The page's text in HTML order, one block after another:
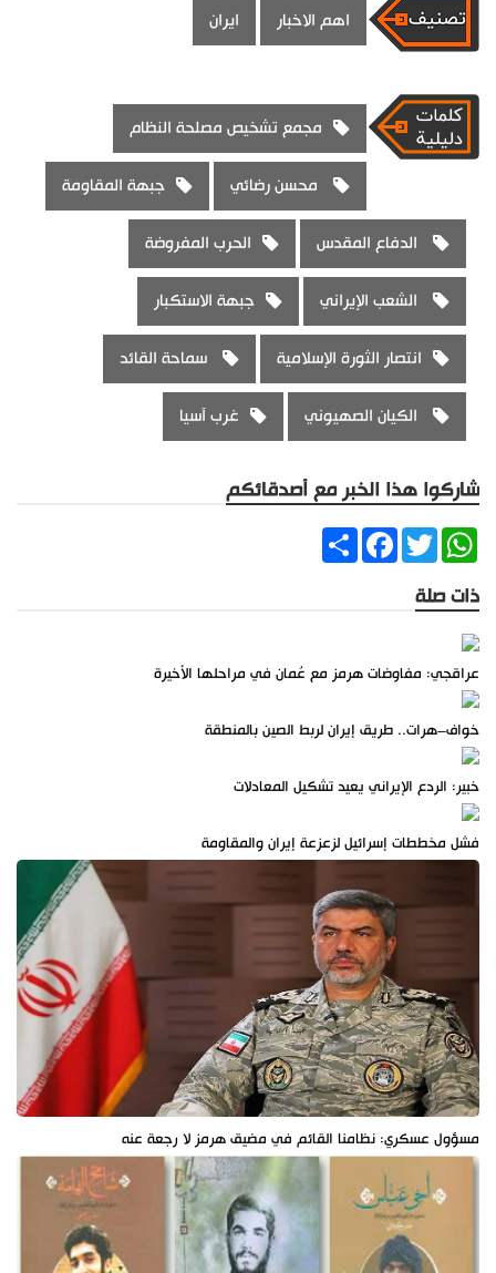
اهم الاخبار ايران
مجمع تشخيص مصلحة النظام
محسن رضائي جبهة المقاومة
الدفاع المقدس الحرب المفروضة
الشعب الإيراني جبهة الاستكبار
انتصار الثورة الإسلامية سماحة القائد
الكيان الصهيوني غرب آسيا
شاركوا هذا الخبر مع أصدقائكم
ShareFacebookTwitter
WhatsApp
ذات صلة
عراقجي: مفاوضات هرمز مع عُمان في مراحلها الأخيرة
خواف–هرات.. طريق إيران لربط الصين بالمنطقة
خبير: الردع الإيراني يعيد تشكيل المعادلات
فشل مخططات إسرائيل لزعزعة إيران والمقاومة
مسؤول عسكري: نظامنا القائم في مضيق هرمز لا رجعة عنه